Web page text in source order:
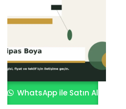
WhatsApp ile Satın Al